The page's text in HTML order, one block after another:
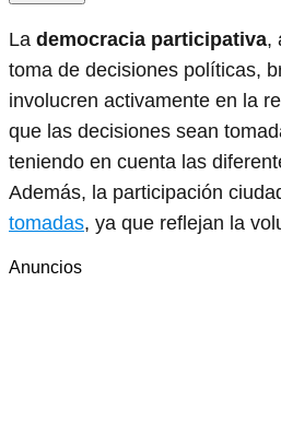
La democracia participativa,
toma de decisiones políticas,
involucren activamente en la
que las decisiones sean
teniendo en cuenta las
Además, la participación
tomadas, ya que reflejan la
Anuncios